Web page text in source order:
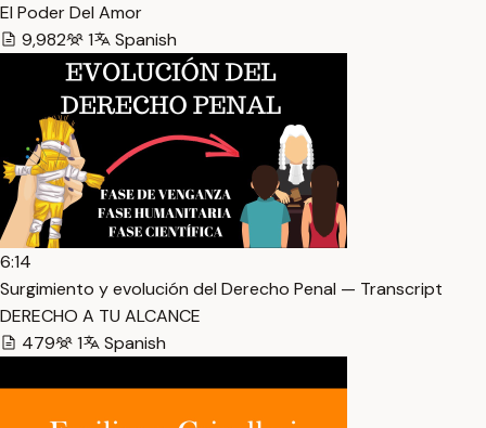
El Poder Del Amor
9,982
1 Spanish
6:14
Surgimiento y evolución del Derecho Penal — Transcript
DERECHO A TU ALCANCE
479
1 Spanish